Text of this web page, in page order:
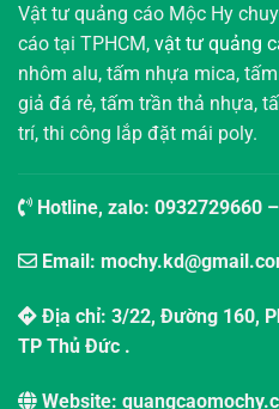
Vật tư quảng cáo Mộc Hy
cáo tại TPHCM, vật tư quảng
nhôm alu, tấm nhựa mica,
giả đá rẻ, tấm trần thả nhựa,
trí, thi công lắp đặt mái poly.
Hotline, zalo: 0932729660
Email:
Địa chỉ: 3/22, Đường 160,
TP Thủ Đức .
Website: